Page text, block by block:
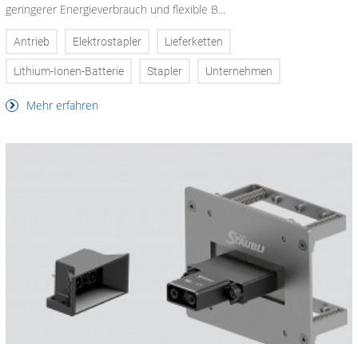
geringerer Energieverbrauch und flexible B...
Antrieb Elektrostapler Lieferketten
Lithium-Ionen-Batterie Stapler Unternehmen
Mehr erfahren